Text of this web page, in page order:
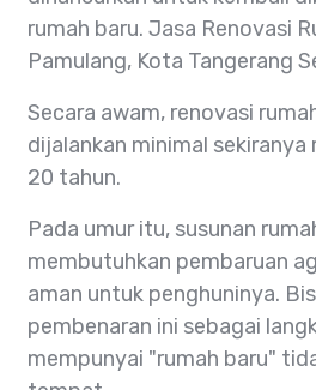
rumah baru. Jasa Renovasi
Pamulang, Kota Tangerang
Secara awam, renovasi
dijalankan minimal sekiranya
20 tahun.
Pada umur itu, susunan
membutuhkan pembaruan
aman untuk penghuninya.
pembenaran ini sebagai
mempunyai "rumah baru"